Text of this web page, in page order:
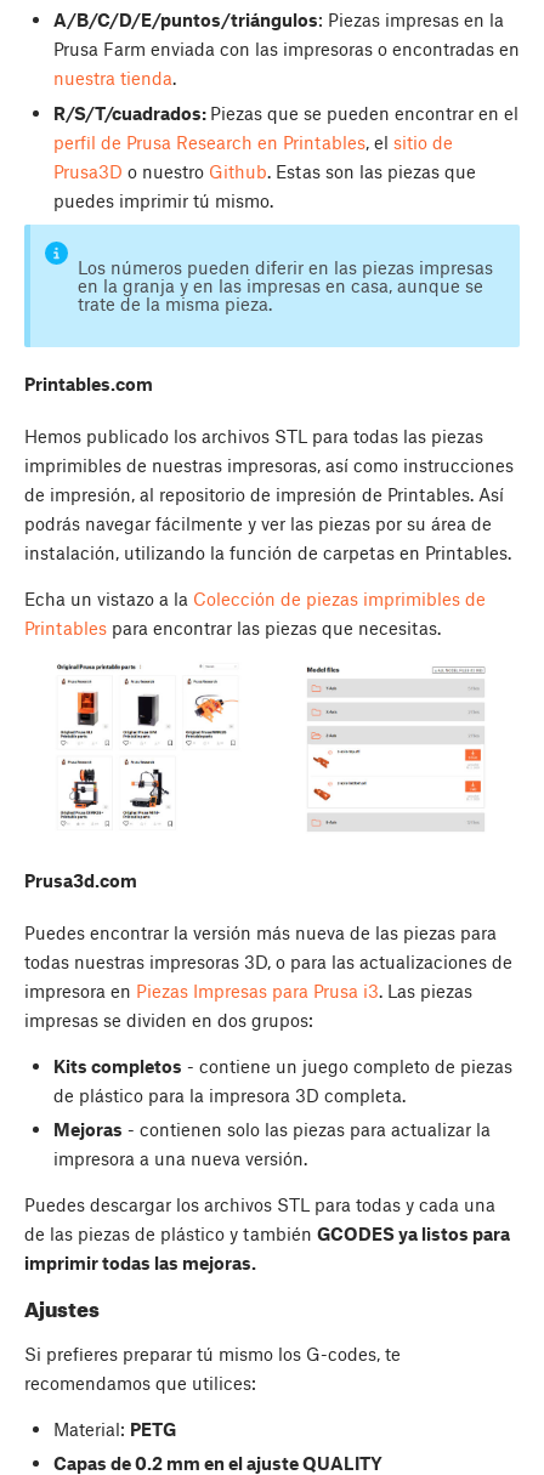
A/B/C/D/E/puntos/triángulos: Piezas impresas en la
Prusa Farm enviada con las impresoras o encontradas en
nuestra tienda.
R/S/T/cuadrados: Piezas que se pueden encontrar en el
perfil de Prusa Research en Printables, el sitio de
Prusa3D o nuestro Github . Estas son las piezas que
puedes imprimir tú mismo.
Los números pueden diferir en las piezas impresas
en la granja y en las impresas en casa, aunque se
trate de la misma pieza.
Printables.com
Hemos publicado los archivos STL para todas las piezas
imprimibles de nuestras impresoras, así como instrucciones
de impresión, al repositorio de impresión de Printables. Así
podrás navegar fácilmente y ver las piezas por su área de
instalación, utilizando la función de carpetas en Printables.
Echa un vistazo a la Colección de piezas imprimibles de
Printables para encontrar las piezas que necesitas.
Prusa3d.com
Puedes encontrar la versión más nueva de las piezas para
todas nuestras impresoras 3D, o para las actualizaciones de
impresora en Piezas Impresas para Prusa i3. Las piezas
impresas se dividen en dos grupos:
Kits completos - contiene un juego completo de piezas
de plástico para la impresora 3D completa.
Mejoras - contienen solo las piezas para actualizar la
impresora a una nueva versión.
Puedes descargar los archivos STL para todas y cada una
de las piezas de plástico y también GCODES ya listos para
imprimir todas las mejoras.
Ajustes
Si prefieres preparar tú mismo los G-codes, te
recomendamos que utilices:
Material: PETG
Capas de 0.2 mm en el ajuste QUALITY